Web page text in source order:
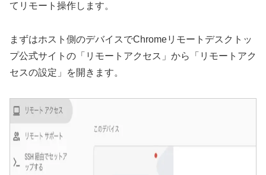
てリモート操作します。
まずはホスト側のデバイスでChromeリモートデスクトッ
プ公式サイトの「リモートアクセス」から「リモートアク
セスの設定」を開きます。